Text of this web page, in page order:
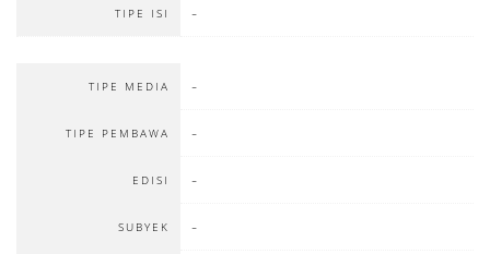
TIPE ISI -
TIPE MEDIA -
TIPE PEMBAWA -
EDISI -
SUBYEK -